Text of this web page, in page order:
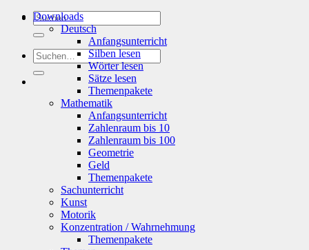
Suchen
nach:
Suchen
nach:
Downloads
Deutsch
Anfangsunterricht
Silben lesen
Wörter lesen
Sätze lesen
Themenpakete
Mathematik
Anfangsunterricht
Zahlenraum bis 10
Zahlenraum bis 100
Geometrie
Geld
Themenpakete
Sachunterricht
Kunst
Motorik
Konzentration / Wahrnehmung
Themenpakete